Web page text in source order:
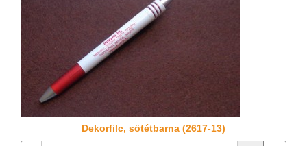
Dekorfilc, sötétbarna (2617-13)